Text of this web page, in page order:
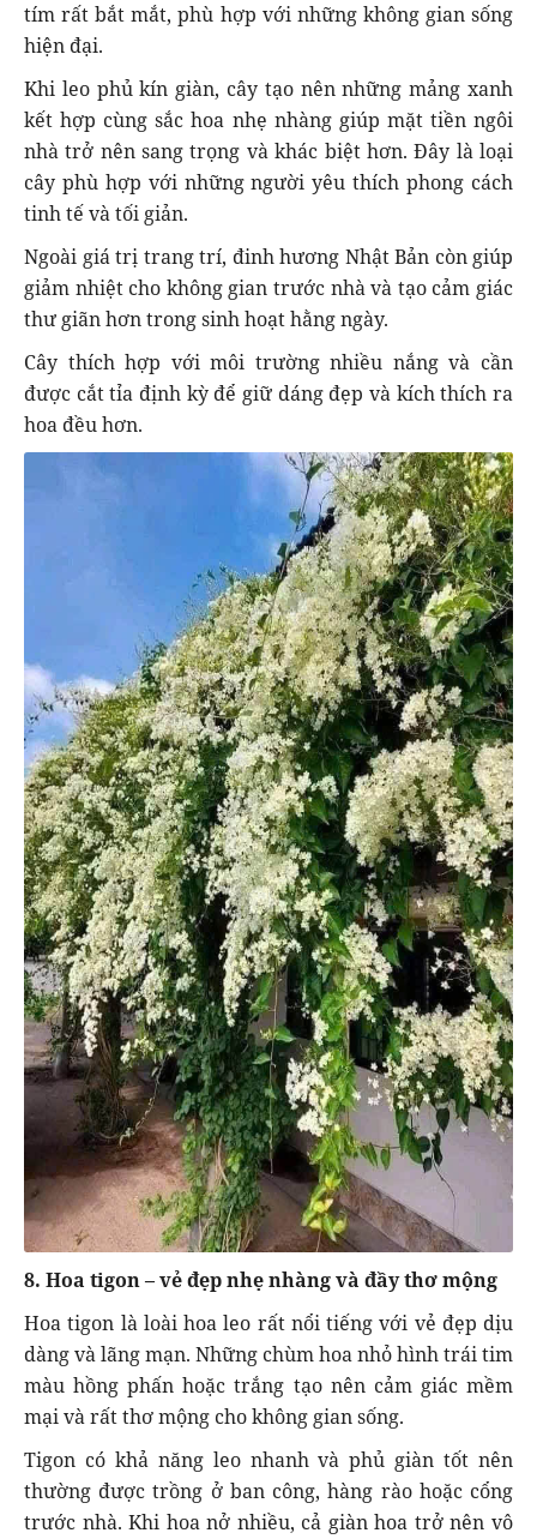
tím rất bắt mắt, phù hợp với những không gian sống
hiện đại.
Khi leo phủ kín giàn, cây tạo nên những mảng xanh
kết hợp cùng sắc hoa nhẹ nhàng giúp mặt tiền ngôi
nhà trở nên sang trọng và khác biệt hơn. Đây là loại
cây phù hợp với những người yêu thích phong cách
tinh tế và tối giản.
Ngoài giá trị trang trí, đinh hương Nhật Bản còn giúp
giảm nhiệt cho không gian trước nhà và tạo cảm giác
thư giãn hơn trong sinh hoạt hằng ngày.
Cây thích hợp với môi trường nhiều nắng và cần
được cắt tỉa định kỳ để giữ dáng đẹp và kích thích ra
hoa đều hơn.
8. Hoa tigon – vẻ đẹp nhẹ nhàng và đầy thơ mộng
Hoa tigon là loài hoa leo rất nổi tiếng với vẻ đẹp dịu
dàng và lãng mạn. Những chùm hoa nhỏ hình trái tim
màu hồng phấn hoặc trắng tạo nên cảm giác mềm
mại và rất thơ mộng cho không gian sống.
Tigon có khả năng leo nhanh và phủ giàn tốt nên
thường được trồng ở ban công, hàng rào hoặc cổng
trước nhà. Khi hoa nở nhiều, cả giàn hoa trở nên vô